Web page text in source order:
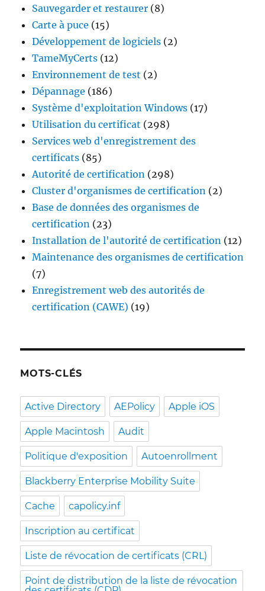
Sauvegarder et restaurer (8)
Carte à puce (15)
Développement de logiciels (2)
TameMyCerts (12)
Environnement de test (2)
Dépannage (186)
Système d'exploitation Windows (17)
Utilisation du certificat (298)
Services web d'enregistrement des
certificats (85)
Autorité de certification (298)
Cluster d'organismes de certification (2)
Base de données des organismes de
certification (23)
Installation de l'autorité de certification (12)
Maintenance des organismes de certification
(7)
Enregistrement web des autorités de
certification (CAWE) (19)
MOTS-CLÉS
Active Directory AEPolicy Apple iOS
Apple Macintosh Audit
Politique d'exposition Autoenrollment
Blackberry Enterprise Mobility Suite
Cache capolicy.inf
Inscription au certificat
Liste de révocation de certificats (CRL)
Point de distribution de la liste de révocation